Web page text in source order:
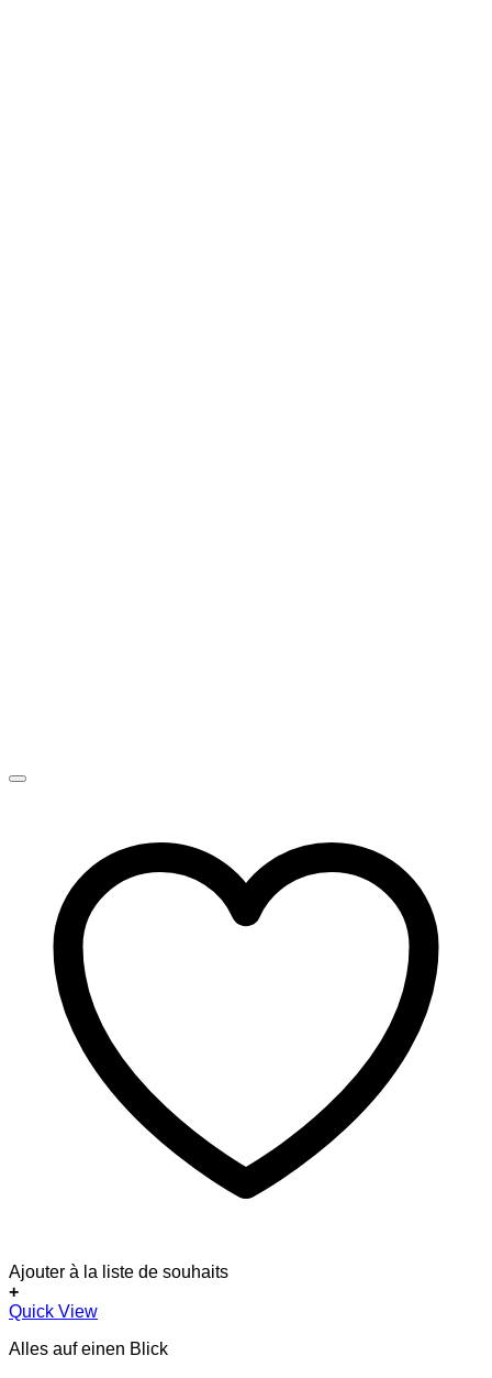
Ajouter à la liste de souhaits
+
Dieses
weist
Quick View
Alles auf einen Blick